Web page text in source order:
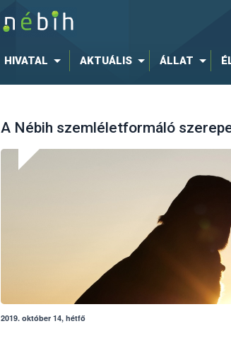
HIVATAL AKTUÁLIS ÁLLAT
A Nébih szemléletformáló
2019. október 14, hétfő